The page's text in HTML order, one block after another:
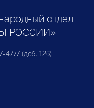
отдел
РОССИИ»
4777 (доб. 126)